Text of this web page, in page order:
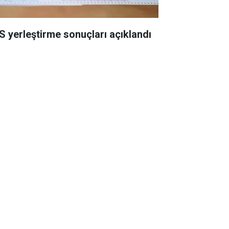
yerleştirme sonuçları açıklandı